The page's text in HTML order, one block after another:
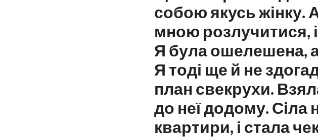
собою якусь жінку.
мною розлучитися,
Я була ошелешена,
Я тоді ще й не
план свекрухи.
до неї додому. Сіла
квартири, і стала